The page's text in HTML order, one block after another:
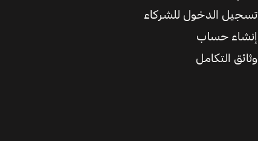
تسجيل الدخول للشركاء
إنشاء حساب
وثائق التكامل